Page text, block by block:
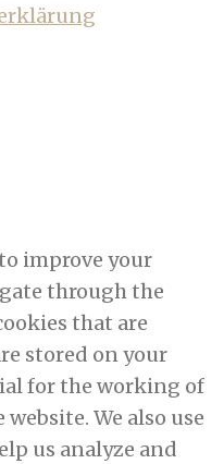
improve your
through the
that are
stored on your
for the working of
We also use
us analyze and